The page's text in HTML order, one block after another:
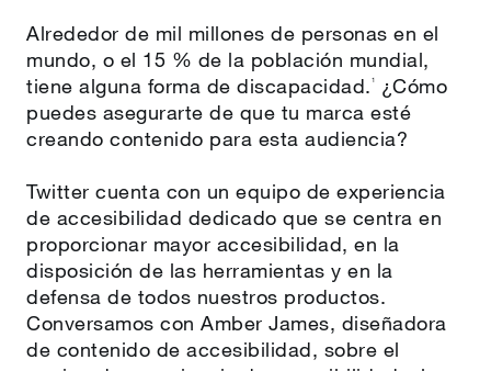
Alrededor de mil millones de personas en el
mundo, o el 15 % de la población mundial,
tiene alguna forma de discapacidad. 1
¿Cómo
puedes asegurarte de que tu marca esté
creando contenido para esta audiencia?
Twitter cuenta con un equipo de experiencia
de accesibilidad dedicado que se centra en
proporcionar mayor accesibilidad, en la
disposición de las herramientas y en la
defensa de todos nuestros productos.
Conversamos con Amber James, diseñadora
de contenido de accesibilidad, sobre el